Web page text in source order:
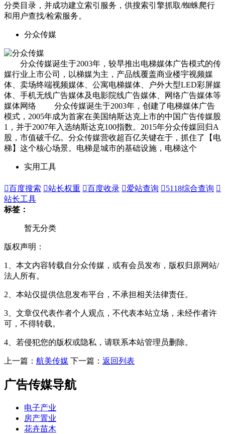
分类目录，并成功建立索引服务，供搜索引擎抓取/蜘蛛爬行
和用户查找/检索服务。
分众传媒
分众传媒诞生于2003年，较早推出电梯媒体广告模式的传
媒行业上市公司，以梯媒为主，产品线覆盖商业楼宇视频媒
体、卖场终端视频媒体、公寓电梯媒体、户外大型LED彩屏媒
体、手机无线广告媒体及电影院线广告媒体、网络广告媒体等
媒体网络 分众传媒诞生于2003年，创建了电梯媒体广告
模式，2005年成为首家在美国纳斯达克上市的中国广告传媒股
1，并于2007年入选纳斯达克100指数。2015年分众传媒回归A
股，市值破千亿。分众传媒营收超百亿关键在于，抓住了【电
梯】这个核心场景。电梯是城市的基础设施，电梯这个
实用工具
百度搜索 站长权重 百度收录 爱站查询 5118综合查询 
站长工具
标签：
暂无分类
版权声明：
1、本文内容转载自分众传媒，或有会员发布，版权归原网站/
法人所有。
2、本站仅提供信息发布平台，不承担相关法律责任。
3、文章仅代表作者个人观点，不代表本站立场，未经作者许
可，不得转载。
4、若侵犯您的版权或隐私，请联系本站管理员删除。
上一篇： 航美传媒 下一篇： 返回列表
广告传媒导航
电子产业
房产置业
花卉苗木